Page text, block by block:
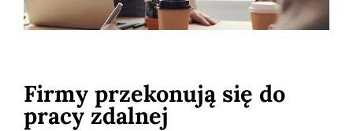
Firmy przekonują się do
pracy zdalnej